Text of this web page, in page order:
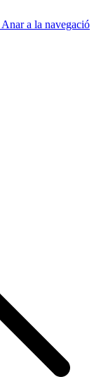
Anar a la navegació